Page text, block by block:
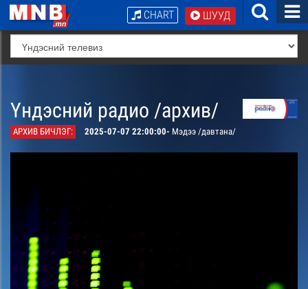
ШУУД
CHART
Үндэсний радио /архив/
АРХИВ БИЧЛЭГ: 2025-07-07 22:00:00- Мэдээ /давтана/